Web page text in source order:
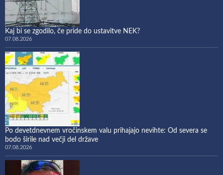
Kaj bi se zgodilo, če pride do ustavitve NEK?
07.08.2026
Po devetdnevnem vročinskem valu prihajajo nevihte: Od severa se
bodo širile nad večji del države
07.08.2026